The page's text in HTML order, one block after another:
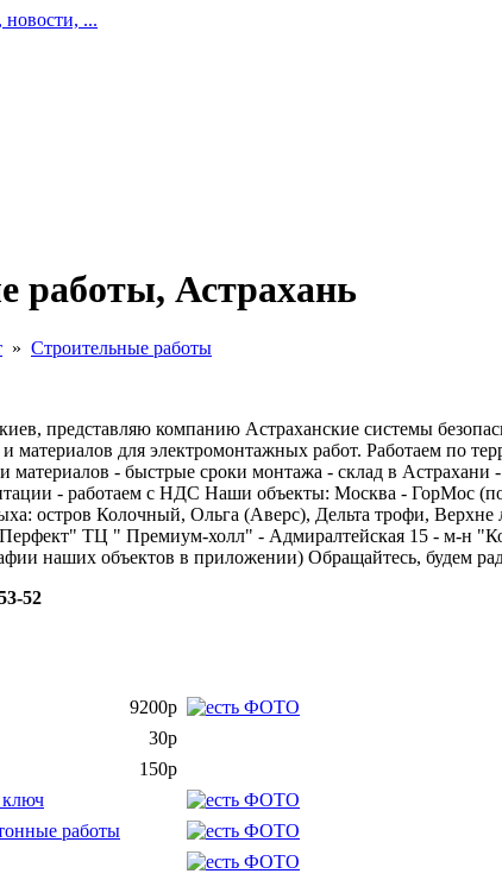
новости, ...
работы, Астрахань
» Строительные работы
представляю компанию Астраханские системы
материалов для электромонтажных работ. Работаем по
материалов - быстрые сроки монтажа - склад в
- работаем с НДС Наши объекты: Москва - ГорМос
остров Колочный, Ольга (Аверс), Дельта трофи,
ТЦ " Премиум-холл" - Адмиралтейская 15 - м-н
наших объектов в приложении) Обращайтесь, будем
52
9200р
30р
150р
работы